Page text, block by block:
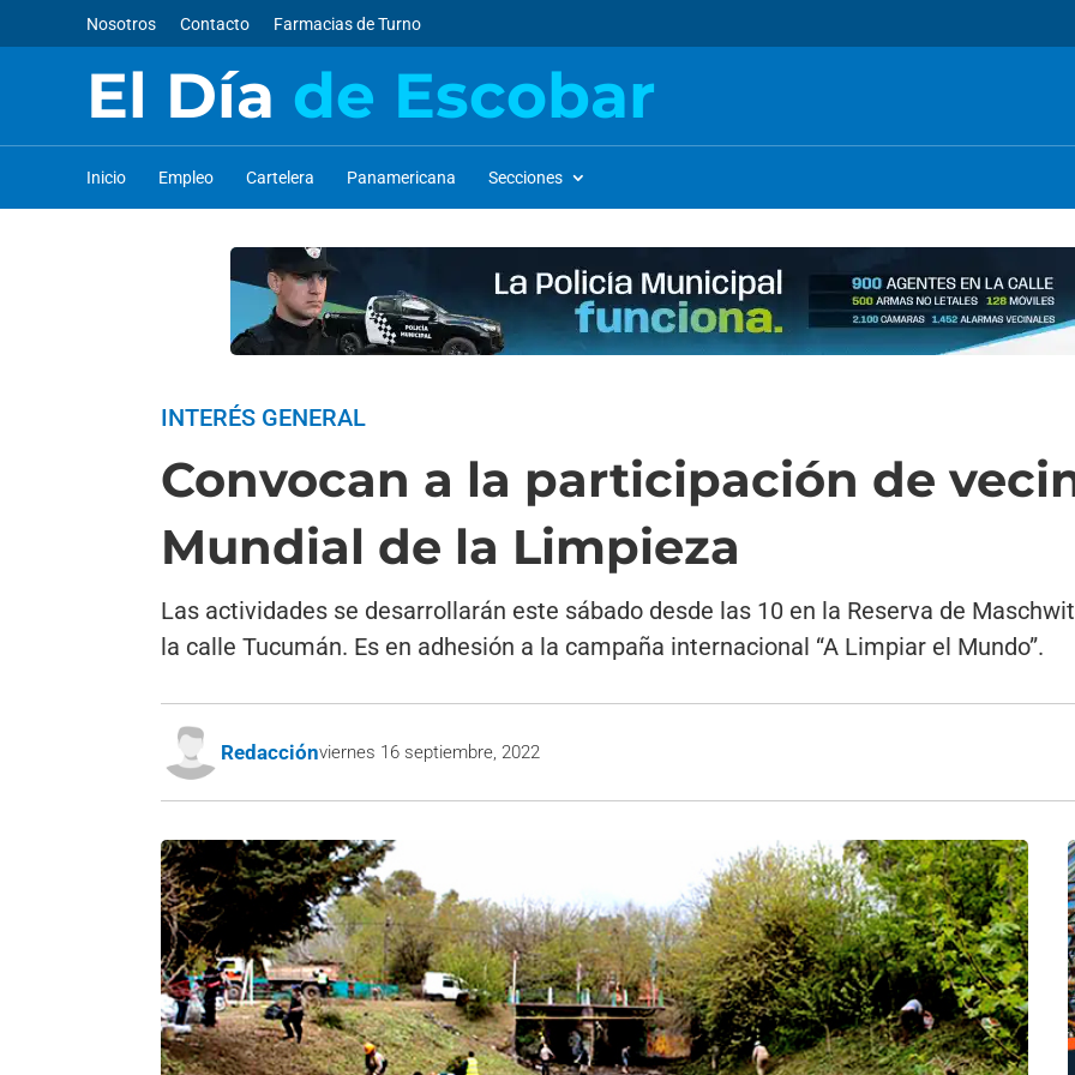
Nosotros Contacto Farmacias de Turno
El Día de Escobar
Inicio Empleo Cartelera Panamericana Secciones
INTERÉS GENERAL
Convocan a la participación de
Mundial de la Limpieza
Las actividades se desarrollarán este sábado desde las 10 en la Reserva de
la calle Tucumán. Es en adhesión a la campaña internacional “A Limpiar el Mundo”.
Redacciónviernes 16 septiembre, 2022